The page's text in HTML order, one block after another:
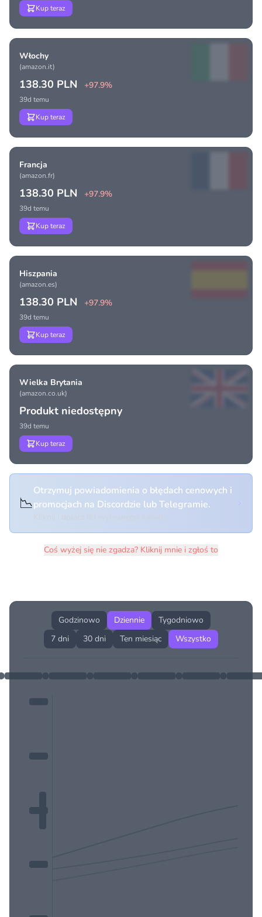
Kup teraz
Włochy
(amazon.it)
138.30 PLN +97.9%
39d temu
Kup teraz
Francja
(amazon.fr)
138.30 PLN +97.9%
39d temu
Kup teraz
Hiszpania
(amazon.es)
138.30 PLN +97.9%
39d temu
Kup teraz
Wielka Brytania
(amazon.co.uk)
Produkt niedostępny
39d temu
Kup teraz
📉
Otrzymuj powiadomienia o błędach cenowych i
promocjach na Discordzie lub Telegramie.
Coś wyżej się nie zgadza? Kliknij mnie i zgłoś to
Godzinowo Dziennie
Tygodniowo
7 dni
30 dni Ten miesiąc Wszystko